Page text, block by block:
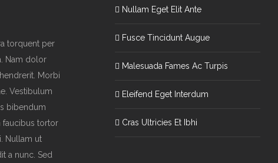
torquent per
Nam dolor
Morbi
Vestibulum
bibendum
faucibus tortor
Nullam ut
a nunc. Sed
Nullam Eget Elit Ante
Fusce Tincidunt Augue
Malesuada Fames Ac Turpis
Eleifend Eget Interdum
Cras Ultricies Et Ibhi